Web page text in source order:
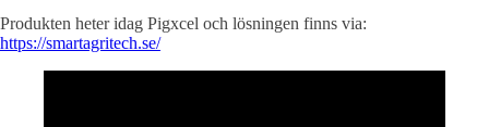
Produkten heter idag Pigxcel och lösningen finns via:
https://smartagritech.se/